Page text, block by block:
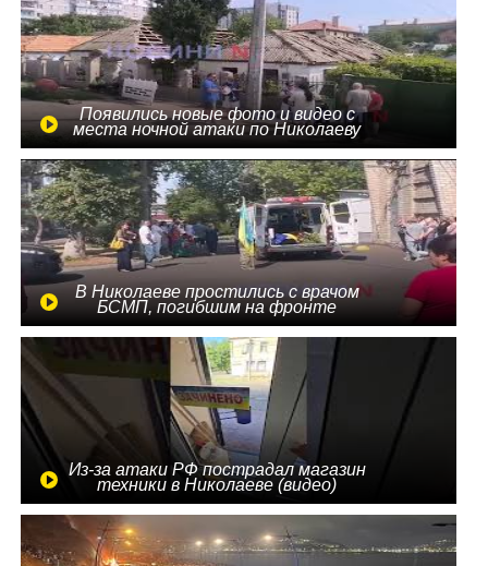
Появились новые фото и видео с
места ночной атаки по Николаеву
В Николаеве простились с врачом
БСМП, погибшим на фронте
Из-за атаки РФ пострадал магазин
техники в Николаеве (видео)